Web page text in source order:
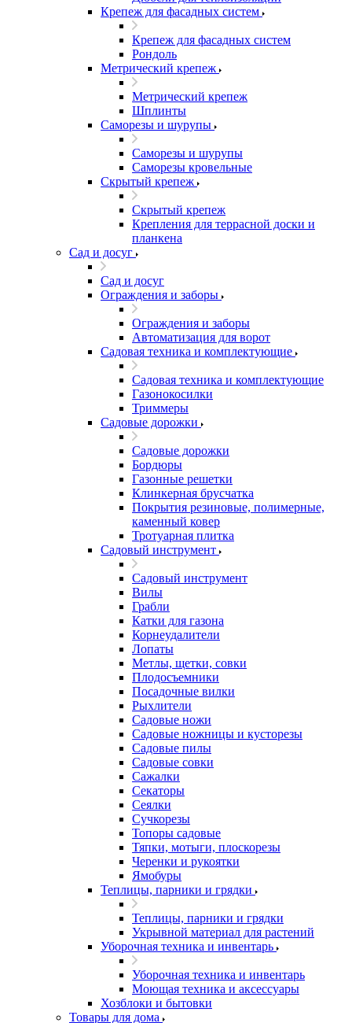
Крепеж для фасадных систем
Крепеж для фасадных систем
Рондоль
Метрический крепеж
Метрический крепеж
Шплинты
Саморезы и шурупы
Саморезы и шурупы
Саморезы кровельные
Скрытый крепеж
Скрытый крепеж
Крепления для террасной доски и
планкена
Сад и досуг
Сад и досуг
Ограждения и заборы
Ограждения и заборы
Автоматизация для ворот
Садовая техника и комплектующие
Садовая техника и комплектующие
Газонокосилки
Триммеры
Садовые дорожки
Садовые дорожки
Бордюры
Газонные решетки
Клинкерная брусчатка
Покрытия резиновые, полимерные,
каменный ковер
Тротуарная плитка
Садовый инструмент
Садовый инструмент
Вилы
Грабли
Катки для газона
Корнеудалители
Лопаты
Метлы, щетки, совки
Плодосъемники
Посадочные вилки
Рыхлители
Садовые ножи
Садовые ножницы и кусторезы
Садовые пилы
Садовые совки
Сажалки
Секаторы
Сеялки
Сучкорезы
Топоры садовые
Тяпки, мотыги, плоскорезы
Черенки и рукоятки
Ямобуры
Теплицы, парники и грядки
Теплицы, парники и грядки
Укрывной материал для растений
Уборочная техника и инвентарь
Уборочная техника и инвентарь
Моющая техника и аксессуары
Хозблоки и бытовки
Товары для дома